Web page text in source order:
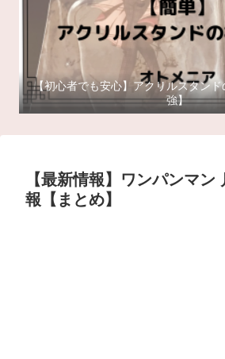
【初心者でも安心】アクリルスタン
強】
【最新情報】ワンパンマン
報【まとめ】